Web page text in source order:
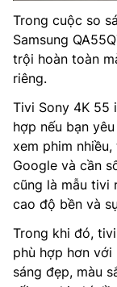
Trong cuộc so
Samsung
trội hoàn toàn
riêng.
Tivi Sony 4K 55
hợp nếu bạn
xem phim
Google và cần
cũng là mẫu tivi
cao độ bền và
Trong khi đó,
phù hợp hơn với
sáng đẹp, màu